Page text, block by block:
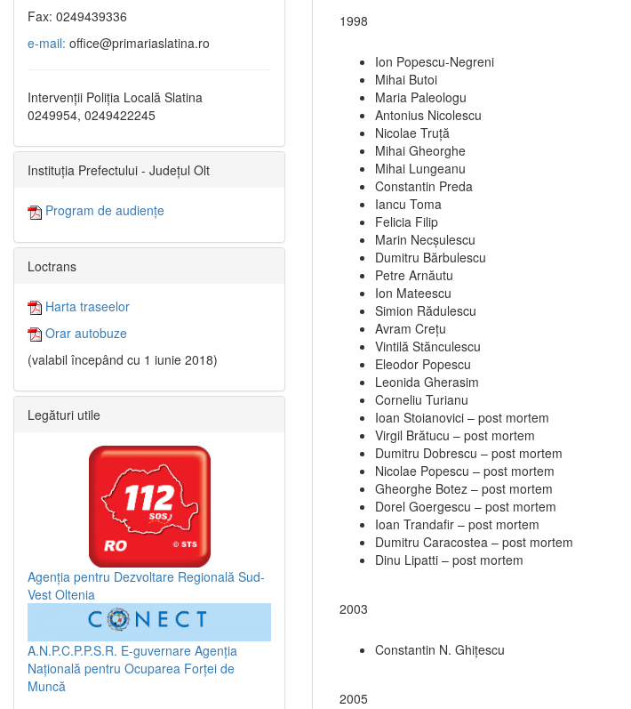
1998
Ion Popescu-Negreni
Mihai Butoi
Maria Paleologu
Antonius Nicolescu
Nicolae Truţă
Mihai Gheorghe
Mihai Lungeanu
Constantin Preda
Iancu Toma
Felicia Filip
Marin Necşulescu
Dumitru Bărbulescu
Petre Arnăutu
Ion Mateescu
Simion Rădulescu
Avram Creţu
Vintilă Stănculescu
Eleodor Popescu
Leonida Gherasim
Corneliu Turianu
Ioan Stoianovici – post mortem
Virgil Brătucu – post mortem
Dumitru Dobrescu – post mortem
Nicolae Popescu – post mortem
Gheorghe Botez – post mortem
Dorel Goergescu – post mortem
Ioan Trandafir – post mortem
Dumitru Caracostea – post mortem
Dinu Lipatti – post mortem
2003
Constantin N. Ghiţescu
2005
Fax: 0249439336
e-mail: office@primariaslatina.ro
Intervenții Poliția Locală Slatina
0249954, 0249422245
Instituția Prefectului - Județul Olt
Program de audiențe
Loctrans
Harta traseelor
Orar autobuze
(valabil începând cu 1 iunie 2018)
Legături utile
Agenția pentru Dezvoltare Regională Sud-
Vest Oltenia
A.N.P.C.P.P.S.R. E-guvernare Agenția
Națională pentru Ocuparea Forței de
Muncă